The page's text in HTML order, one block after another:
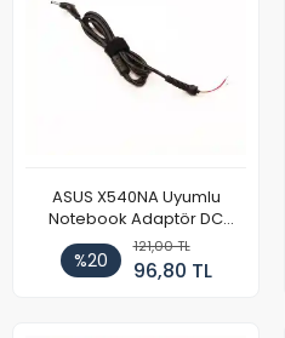
ASUS X540NA Uyumlu
Notebook Adaptör DC
Power Kablosu
%20
121,00 TL
96,80 TL